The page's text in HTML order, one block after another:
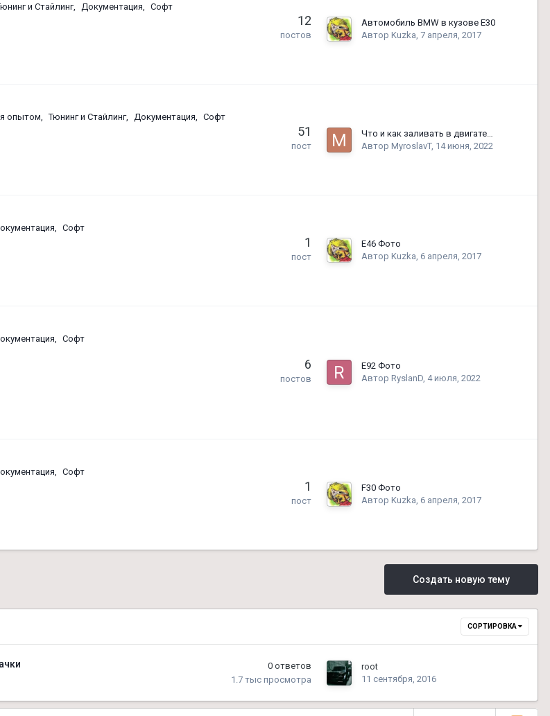
и Стайлинг Документация Софт
12
постов
Автомобиль BMW в кузове Е30
АвторKuzka ,7 апреля, 2017
опытом Тюнинг и Стайлинг Документация Софт
51
пост
АвторMyroslavT, 14 июня, 2022
Софт
1
пост
E46 Фото
АвторKuzka, 6 апреля, 2017
Софт
6
постов
E92 Фото
АвторRyslanD, 4 июля, 2022
Софт
1
пост
F30 Фото
АвторKuzka, 6 апреля, 2017
Создать новую тему
СОРТИРОВКА
0 ответов
1.7 тыс просмотра
root
11 сентября, 2016